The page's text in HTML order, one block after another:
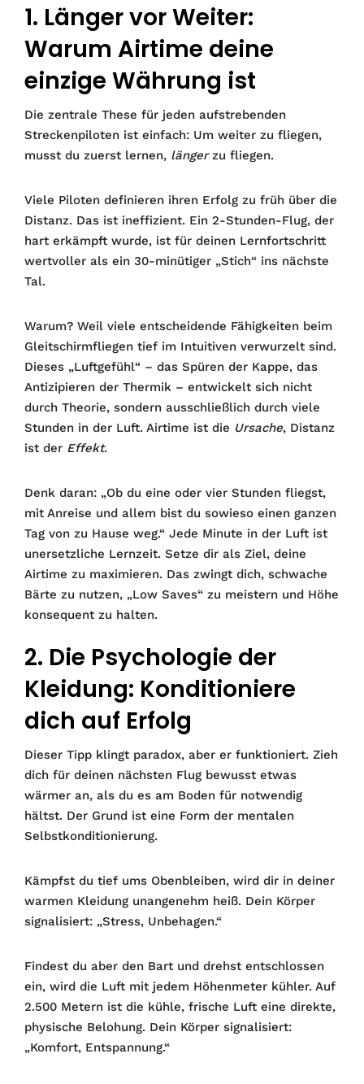
1. Länger vor Weiter:
Warum Airtime deine
einzige Währung ist
Die zentrale These für jeden aufstrebenden
Streckenpiloten ist einfach: Um weiter zu fliegen,
musst du zuerst lernen, längerzu fliegen.
Viele Piloten definieren ihren Erfolg zu früh über die
Distanz. Das ist ineffizient. Ein 2-Stunden-Flug, der
hart erkämpft wurde, ist für deinen Lernfortschritt
wertvoller als ein 30-minütiger „Stich“ ins nächste
Tal.
Warum? Weil viele entscheidende Fähigkeiten beim
Gleitschirmfliegen tief im Intuitiven verwurzelt sind.
Dieses „Luftgefühl“ – das Spüren der Kappe, das
Antizipieren der Thermik – entwickelt sich nicht
durch Theorie, sondern ausschließlich durch viele
Stunden in der Luft. Airtime ist die Ursache, Distanz
ist der Effekt.
Denk daran: „Ob du eine oder vier Stunden fliegst,
mit Anreise und allem bist du sowieso einen ganzen
Tag von zu Hause weg.“ Jede Minute in der Luft ist
unersetzliche Lernzeit. Setze dir als Ziel, deine
Airtime zu maximieren. Das zwingt dich, schwache
Bärte zu nutzen, „Low Saves“ zu meistern und Höhe
konsequent zu halten.
2. Die Psychologie der
Kleidung: Konditioniere
dich auf Erfolg
Dieser Tipp klingt paradox, aber er funktioniert. Zieh
dich für deinen nächsten Flug bewusst etwas
wärmer an, als du es am Boden für notwendig
hältst. Der Grund ist eine Form der mentalen
Selbstkonditionierung.
Kämpfst du tief ums Obenbleiben, wird dir in deiner
warmen Kleidung unangenehm heiß. Dein Körper
signalisiert: „Stress, Unbehagen.“
Findest du aber den Bart und drehst entschlossen
ein, wird die Luft mit jedem Höhenmeter kühler. Auf
2.500 Metern ist die kühle, frische Luft eine direkte,
physische Belohung. Dein Körper signalisiert:
„Komfort, Entspannung.“